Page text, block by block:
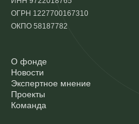
ОГРН 1227700167310
ОКПО 58187782
О фонде
Новости
Экспертное мнение
Проекты
Команда